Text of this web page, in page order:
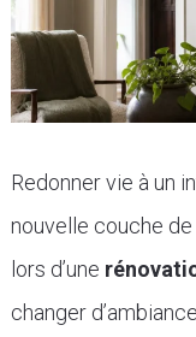
Redonner vie à un
nouvelle couche de
lors d’une
changer